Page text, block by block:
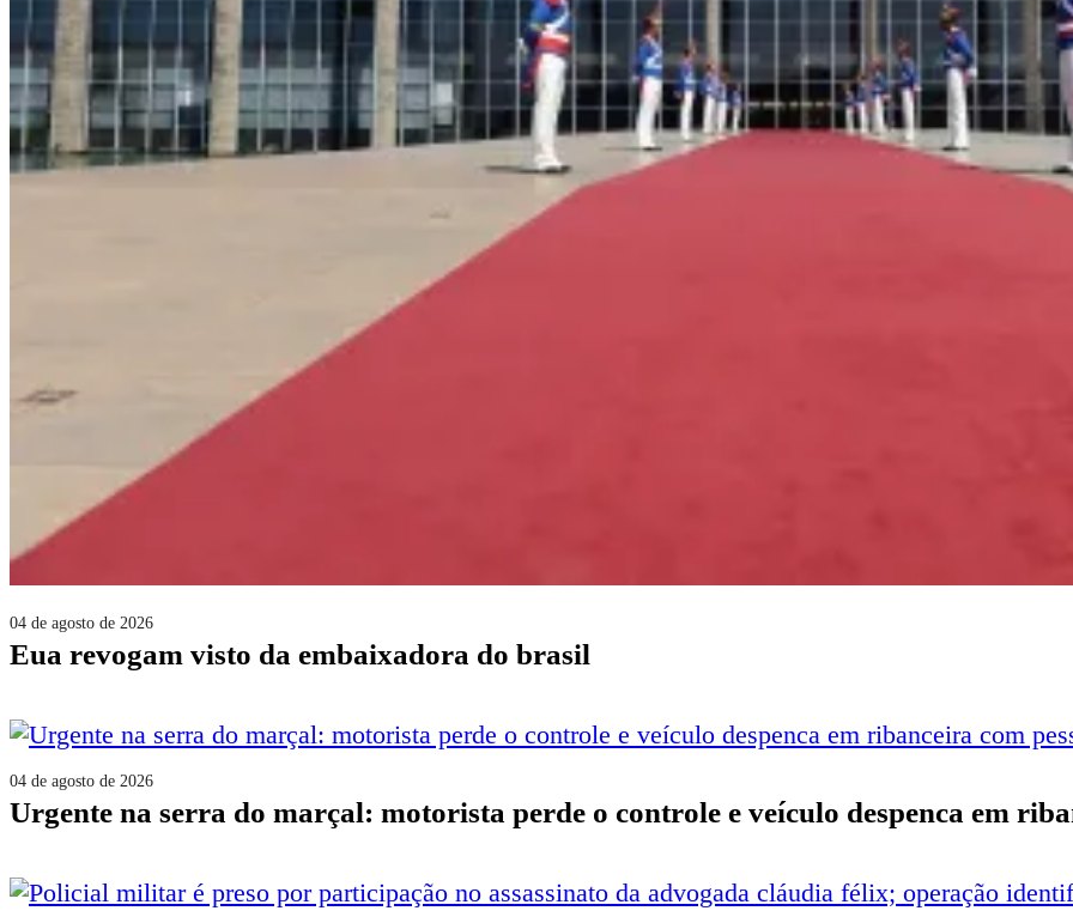
04 de agosto de 2026
eua revogam visto da embaixadora do brasil
04 de agosto de 2026
urgente na serra do marçal: motorista perde o controle e veículo despenca em